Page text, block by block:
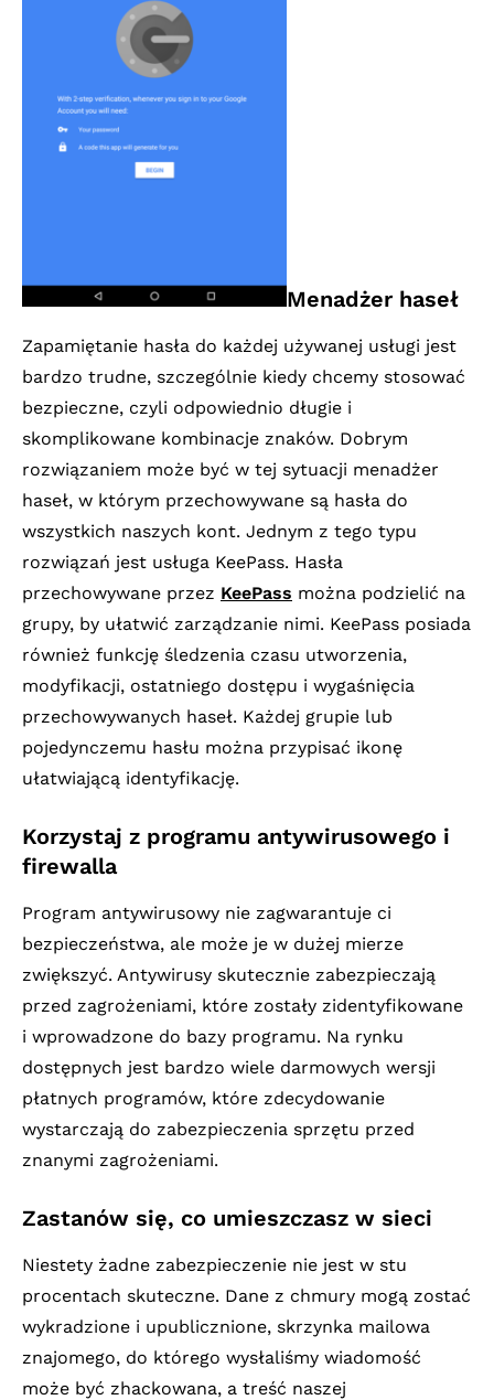
Menadżer haseł
Zapamiętanie hasła do każdej używanej usługi jest
bardzo trudne, szczególnie kiedy chcemy stosować
bezpieczne, czyli odpowiednio długie i
skomplikowane kombinacje znaków. Dobrym
rozwiązaniem może być w tej sytuacji menadżer
haseł, w którym przechowywane są hasła do
wszystkich naszych kont. Jednym z tego typu
rozwiązań jest usługa KeePass. Hasła
przechowywane przez KeePass można podzielić na
grupy, by ułatwić zarządzanie nimi. KeePass posiada
również funkcję śledzenia czasu utworzenia,
modyfikacji, ostatniego dostępu i wygaśnięcia
przechowywanych haseł. Każdej grupie lub
pojedynczemu hasłu można przypisać ikonę
ułatwiającą identyfikację.
Korzystaj z programu antywirusowego i
firewalla
Program antywirusowy nie zagwarantuje ci
bezpieczeństwa, ale może je w dużej mierze
zwiększyć. Antywirusy skutecznie zabezpieczają
przed zagrożeniami, które zostały zidentyfikowane
i wprowadzone do bazy programu. Na rynku
dostępnych jest bardzo wiele darmowych wersji
płatnych programów, które zdecydowanie
wystarczają do zabezpieczenia sprzętu przed
znanymi zagrożeniami.
Zastanów się, co umieszczasz w sieci
Niestety żadne zabezpieczenie nie jest w stu
procentach skuteczne. Dane z chmury mogą zostać
wykradzione i upublicznione, skrzynka mailowa
znajomego, do którego wysłaliśmy wiadomość
może być zhackowana, a treść naszej